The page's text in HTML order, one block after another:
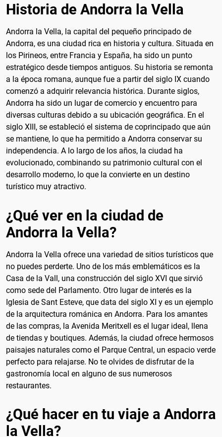
Historia de Andorra la Vella
Andorra la Vella, la capital del pequeño principado de
Andorra, es una ciudad rica en historia y cultura. Situada en
los Pirineos, entre Francia y España, ha sido un punto
estratégico desde tiempos antiguos. Su historia se remonta
a la época romana, aunque fue a partir del siglo IX cuando
comenzó a adquirir relevancia histórica. Durante siglos,
Andorra ha sido un lugar de comercio y encuentro para
diversas culturas debido a su ubicación geográfica. En el
siglo XIII, se estableció el sistema de coprincipado que aún
se mantiene, lo que ha permitido a Andorra conservar su
independencia. A lo largo de los años, la ciudad ha
evolucionado, combinando su patrimonio cultural con el
desarrollo moderno, lo que la convierte en un destino
turístico muy atractivo.
¿Qué ver en la ciudad de
Andorra la Vella?
Andorra la Vella ofrece una variedad de sitios turísticos que
no puedes perderte. Uno de los más emblemáticos es la
Casa de la Vall, una construcción del siglo XVI que sirvió
como sede del Parlamento. Otro lugar de interés es la
Iglesia de Sant Esteve, que data del siglo XI y es un ejemplo
de la arquitectura románica en Andorra. Para los amantes
de las compras, la Avenida Meritxell es el lugar ideal, llena
de tiendas y boutiques. Además, la ciudad ofrece hermosos
paisajes naturales como el Parque Central, un espacio verde
perfecto para relajarse. No te olvides de disfrutar de la
gastronomía local en alguno de sus numerosos
restaurantes.
¿Qué hacer en tu viaje a Andorra
la Vella?